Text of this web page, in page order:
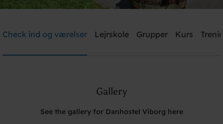
Need help? Ring:+45 8667 1781
Check ind og værelser Lejrskole Grupper Kurs
Gallery
See the gallery for Danhostel Viborg here